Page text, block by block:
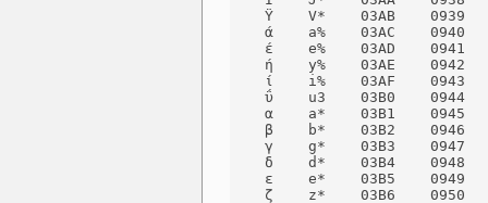
Ϋ    V*    03AB    0939
ά    a%    03AC    0940
έ    e%    03AD    0941
ή    y%    03AE    0942
ί    i%    03AF    0943
ΰ    u3    03B0    0944
α    a*    03B1    0945
β    b*    03B2    0946
γ    g*    03B3    0947
δ    d*    03B4    0948
ε    e*    03B5    0949
ζ    z*    03B6    0950